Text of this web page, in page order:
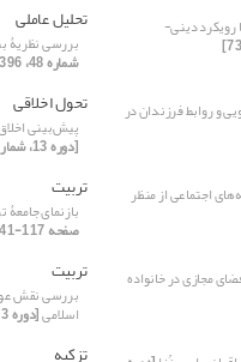
رویکرد دینی-
و روابط فرزندان در
اجتماعی از منظر
مجازی در خانواده
تحلیل عاملی
بررسی نظریۀ‌
شماره 48، 1396، صفحه 157-179]
تحول اخلاقی
پیش‌بینی
[دوره 13، شماره 47، 1396، صفحه 127-145]
تربیت
بازنمای
صفحه 117-141]
تربیت
بررسی نقش
اسلامی[دوره 13، شماره 50، 1396، صفحه 185-209]
تزکیه